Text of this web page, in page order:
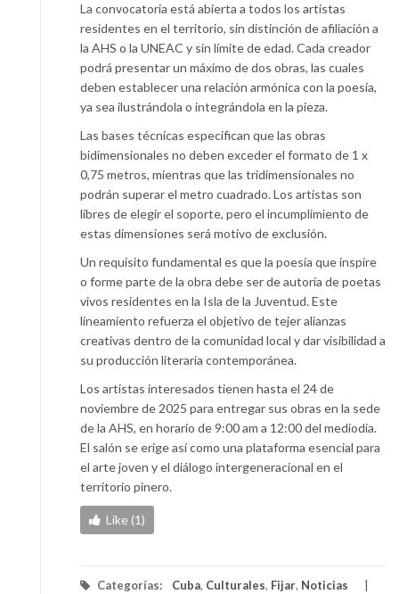
La convocatoria está abierta a todos los artistas
residentes en el territorio, sin distinción de afiliación a
la AHS o la UNEAC y sin límite de edad. Cada creador
podrá presentar un máximo de dos obras, las cuales
deben establecer una relación armónica con la poesía,
ya sea ilustrándola o integrándola en la pieza.
Las bases técnicas especifican que las obras
bidimensionales no deben exceder el formato de 1 x
0,75 metros, mientras que las tridimensionales no
podrán superar el metro cuadrado. Los artistas son
libres de elegir el soporte, pero el incumplimiento de
estas dimensiones será motivo de exclusión.
Un requisito fundamental es que la poesía que inspire
o forme parte de la obra debe ser de autoría de poetas
vivos residentes en la Isla de la Juventud. Este
lineamiento refuerza el objetivo de tejer alianzas
creativas dentro de la comunidad local y dar visibilidad a
su producción literaria contemporánea.
Los artistas interesados tienen hasta el 24 de
noviembre de 2025 para entregar sus obras en la sede
de la AHS, en horario de 9:00 am a 12:00 del mediodía.
El salón se erige así como una plataforma esencial para
el arte joven y el diálogo intergeneracional en el
territorio pinero.
Like (1)
Categorías: Cuba, Culturales, Fijar, Noticias